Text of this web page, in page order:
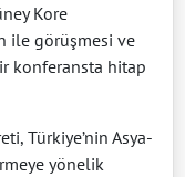
Kore
ile görüşmesi ve
konferansta hitap
Türkiye’nin Asya-
yönelik